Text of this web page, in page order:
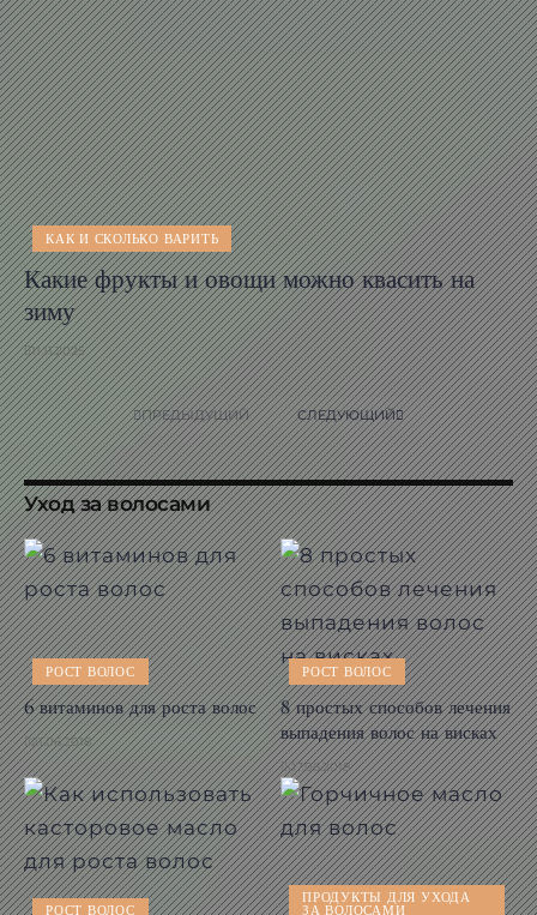
КАК И СКОЛЬКО ВАРИТЬ
Какие фрукты и овощи можно квасить на
зиму
11.11.2025
ПРЕДЫДУЩИЙ СЛЕДУЮЩИЙ
Уход за волосами
РОСТ ВОЛОС
6 витаминов для роста волос
21.06.2018
РОСТ ВОЛОС
8 простых способов лечения
выпадения волос на висках
07.06.2018
РОСТ ВОЛОС
ПРОДУКТЫ ДЛЯ УХОДА
ЗА ВОЛОСАМИ